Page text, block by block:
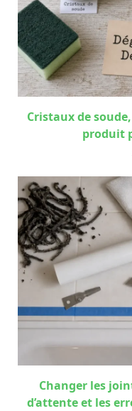
Cristaux de
produit
Changer les
d’attente et les